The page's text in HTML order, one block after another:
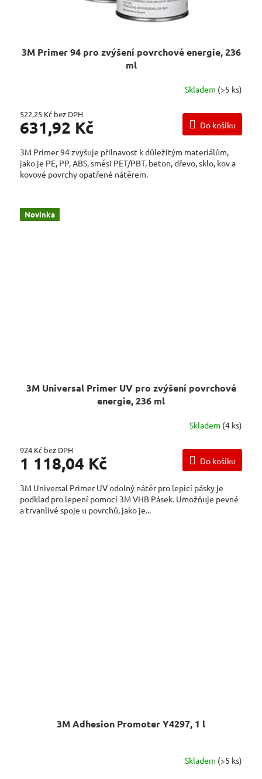
3M Primer 94 pro zvýšení povrchové energie, 236
ml
Skladem (>5 ks)
522,25 Kč bez DPH
631,92 Kč Do košíku
3M Primer 94 zvyšuje přilnavost k důležitým materiálům,
jako je PE, PP, ABS, směsi PET/PBT, beton, dřevo, sklo, kov a
kovové povrchy opatřené nátěrem.
Novinka
3M Universal Primer UV pro zvýšení povrchové
energie, 236 ml
Skladem (4 ks)
924 Kč bez DPH
1 118,04 Kč Do košíku
3M Universal Primer UV odolný nátěr pro lepicí pásky je
podklad pro lepení pomocí 3M VHB Pásek. Umožňuje pevné
a trvanlivé spoje u povrchů, jako je...
3M Adhesion Promoter Y4297, 1 l
Skladem (>5 ks)